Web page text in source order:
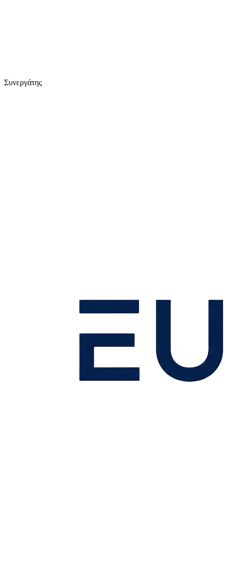
Συνεργάτης